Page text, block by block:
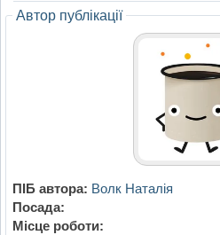
Автор публікації
ПІБ автора: Волк Наталія
Посада:
Місце роботи: